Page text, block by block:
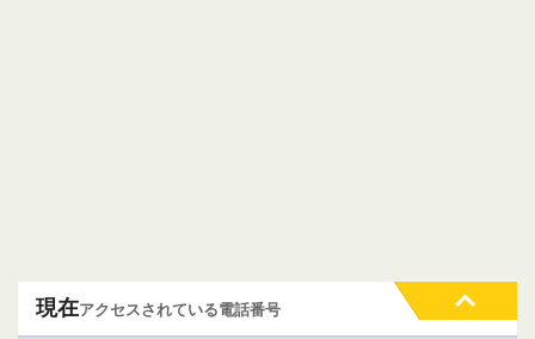
現在アクセスされている電話番号